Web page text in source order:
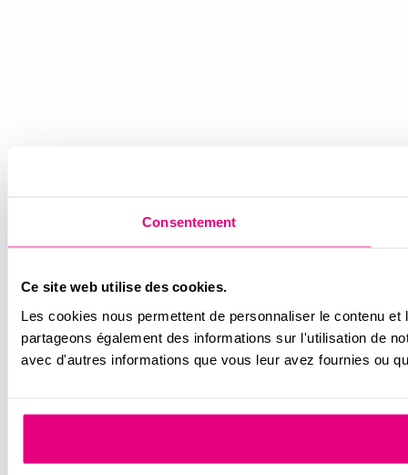
Consentement
Ce site web utilise des cookies.
Les cookies nous permettent de personnaliser le contenu
partageons également des informations sur l'utilisation de
avec d'autres informations que vous leur avez fournies ou